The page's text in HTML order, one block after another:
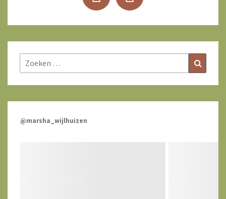
Zoeken
naar:
@marsha_wijlhuizen